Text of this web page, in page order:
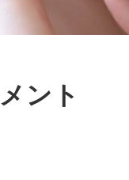
ント